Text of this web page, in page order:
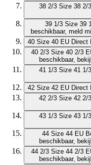
38 2/3 Size 38 2/
39 1/3 Size 39
beschikbaar, meld
40 Size 40 EU Direct
40 2/3 Size 40 2/3
beschikbaar,
41 1/3 Size 41 1/
42 Size 42 EU Direct
42 2/3 Size 42 2/
43 1/3 Size 43 1/
44 Size 44 EU
beschikbaar,
44 2/3 Size 44 2/3
beschikbaar,